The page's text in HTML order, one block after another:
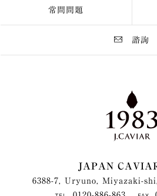
常問問題
諮詢
JAPAN
6388-7, Uryuno, Miyazaki-